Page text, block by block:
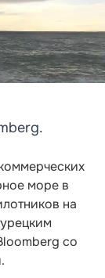
море в
на
со